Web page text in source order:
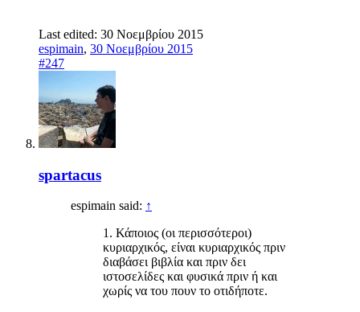
Last edited: 30 Νοεμβρίου 2015
espimain, 30 Νοεμβρίου 2015
#247
spartacus
espimain said: ↑
1. Κάποιος (οι περισσότεροι)
κυριαρχικός, είναι κυριαρχικός πριν
διαβάσει βιβλία και πριν δει
ιστοσελίδες και φυσικά πριν ή και
χωρίς να του πουν το οτιδήποτε.